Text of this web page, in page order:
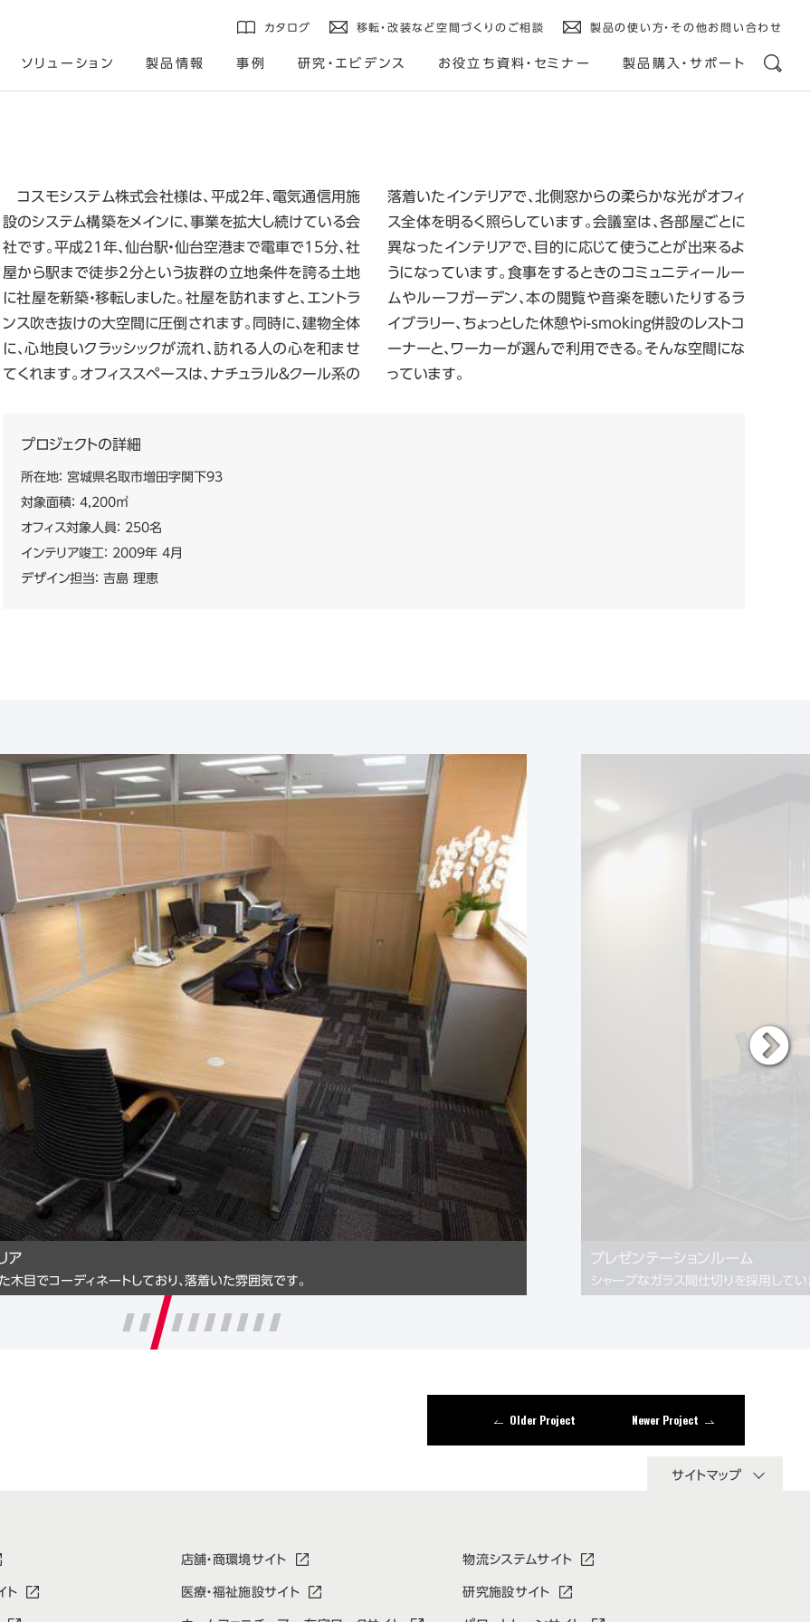
カタログ 移転・改装など空間づくりのご相談 製品の使い方・その他お問い合わせ
ソリューション 製品情報 事例 研究・エビデンス お役立ち資料・セミナー 製品購入・サポート
コスモシステム株式会社様は、平成2年、電気通信用施
設のシステム構築をメインに、事業を拡大し続けている会
社です。平成21年、仙台駅・仙台空港まで電車で15分、社
屋から駅まで徒歩2分という抜群の立地条件を誇る土地
に社屋を新築・移転しました。社屋を訪れますと、エントラ
ンス吹き抜けの大空間に圧倒されます。同時に、建物全体
に、心地良いクラッシックが流れ、訪れる人の心を和ませ
てくれます。オフィススペースは、ナチュラル＆クール系の
落着いたインテリアで、北側窓からの柔らかな光がオフィ
ス全体を明るく照らしています。会議室は、各部屋ごとに
異なったインテリアで、目的に応じて使うことが出来るよ
うになっています。食事をするときのコミュニティールー
ムやルーフガーデン、本の閲覧や音楽を聴いたりするラ
イブラリー、ちょっとした休憩やi-smoking併設のレストコ
ーナーと、ワーカーが選んで利用できる。そんな空間にな
っています。
プロジェクトの詳細
所在地： 宮城県名取市増田字関下93
対象面積： 4,200㎡
オフィス対象人員： 250名
インテリア竣工： 2009年 4月
デザイン担当： 吉島 理恵
ア
木目でコーディネートしており、落着いた雰囲気です。
プレゼンテーションルーム
シャープなガラス間仕切りを採用して
Older Project Newer Project
サイトマップ
ト
店舗・商環境サイト
医療・福祉施設サイト
物流システムサイト
研究施設サイト